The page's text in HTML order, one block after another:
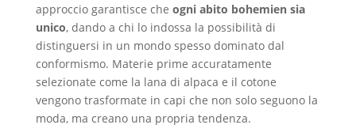
approccio garantisce che ogni abito bohemien sia
unico, dando a chi lo indossa la possibilità di
distinguersi in un mondo spesso dominato dal
conformismo. Materie prime accuratamente
selezionate come la lana di alpaca e il cotone
vengono trasformate in capi che non solo seguono la
moda, ma creano una propria tendenza.